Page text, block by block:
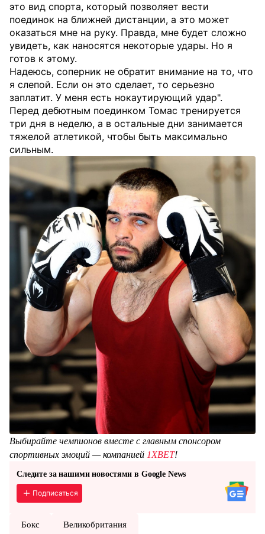
это вид спорта, который позволяет вести
поединок на ближней дистанции, а это может
оказаться мне на руку. Правда, мне будет сложно
увидеть, как наносятся некоторые удары. Но я
готов к этому.
Надеюсь, соперник не обратит внимание на то, что
я слепой. Если он это сделает, то серьезно
заплатит. У меня есть нокаутирующий удар".
Перед дебютным поединком Томас тренируется
три дня в неделю, а в остальные дни занимается
тяжелой атлетикой, чтобы быть максимально
сильным.
Выбирайте чемпионов вместе с главным спонсором
спортивных эмоций — компанией 1XBET!
Следите за нашими новостями в Google News
Подписаться
Бокс Великобритания